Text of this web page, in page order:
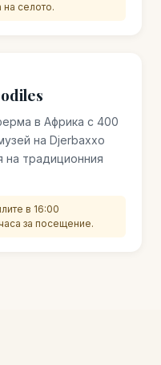
селото.
в Африка с 400
на Djerbaххо
на традиционния
в 16:00
за посещение.